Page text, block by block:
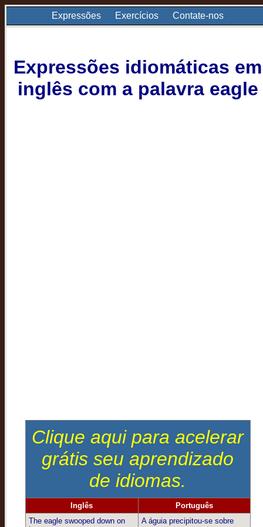
Expressões Exercícios Contate-nos
Expressões idiomáticas em
inglês com a palavra eagle
Clique aqui para acelerar
grátis seu aprendizado
de idiomas.
Inglês
Português
The eagle swooped down on
A águia precipitou-se sobre